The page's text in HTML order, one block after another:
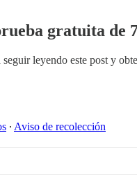
gratuita de
seguir leyendo este post y
∙ Aviso de recolección